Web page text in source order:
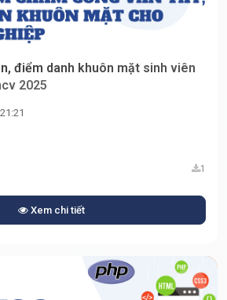
điểm danh khuôn mặt sinh viên
2025
1
Xem chi tiết